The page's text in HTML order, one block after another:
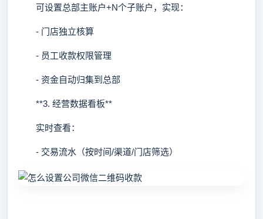
可设置总部主账户+N个子账户，实现：
- 门店独立核算
- 员工收款权限管理
- 资金自动归集到总部
**3. 经营数据看板**
实时查看：
- 交易流水（按时间/渠道/门店筛选）